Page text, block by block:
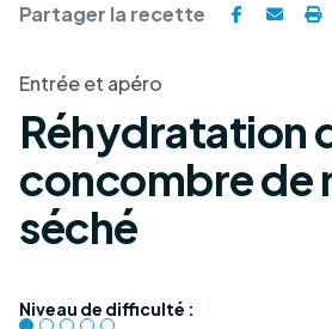
Partager la recette
Entrée et apéro
Réhydratation
concombre de
séché
Niveau de difficulté :